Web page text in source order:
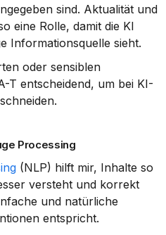
sind. Aktualität und
eine Rolle, damit die KI
Informationsquelle sieht.
oder sensiblen
T entscheidend, um bei KI-
Processing
(NLP) hilft mir, Inhalte so
versteht und korrekt
und natürliche
entspricht.